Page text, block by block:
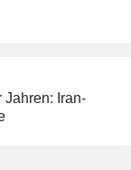
Jahren: Iran-